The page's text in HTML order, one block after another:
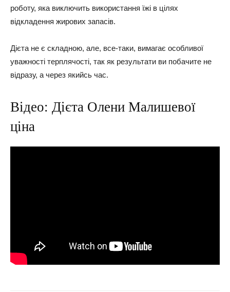
роботу, яка виключить використання їжі в цілях
відкладення жирових запасів.
Дієта не є складною, але, все-таки, вимагає особливої
уважності терплячості, так як результати ви побачите не
відразу, а через якийсь час.
Відео: Дієта Олени Малишевої
ціна